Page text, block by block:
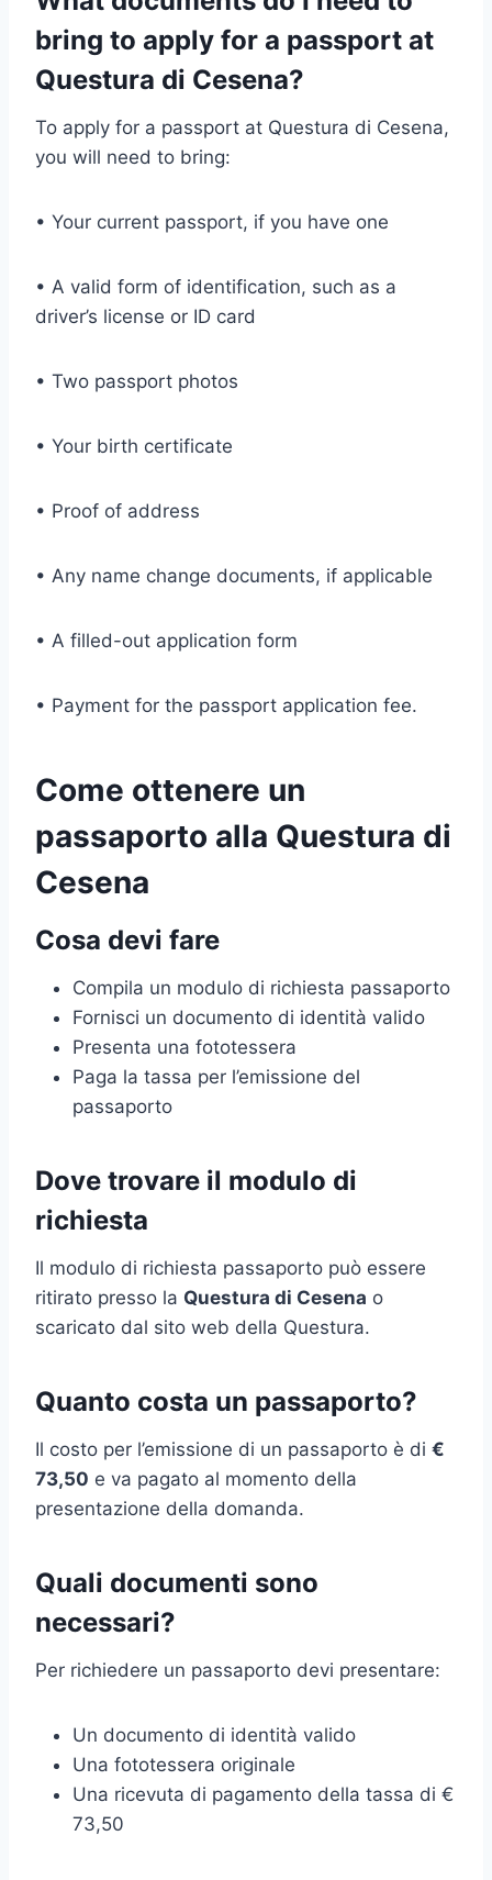
bring to apply for a passport at
Questura di Cesena?
To apply for a passport at Questura di Cesena,
you will need to bring:
• Your current passport, if you have one
• A valid form of identification, such as a
driver’s license or ID card
• Two passport photos
• Your birth certificate
• Proof of address
• Any name change documents, if applicable
• A filled-out application form
• Payment for the passport application fee.
Come ottenere un
passaporto alla Questura di
Cesena
Cosa devi fare
Compila un modulo di richiesta passaporto
Fornisci un documento di identità valido
Presenta una fototessera
Paga la tassa per l’emissione del
passaporto
Dove trovare il modulo di
richiesta
Il modulo di richiesta passaporto può essere
ritirato presso la Questura di Cesena o
scaricato dal sito web della Questura.
Quanto costa un passaporto?
Il costo per l’emissione di un passaporto è di €
73,50 e va pagato al momento della
presentazione della domanda.
Quali documenti sono
necessari?
Per richiedere un passaporto devi presentare:
Un documento di identità valido
Una fototessera originale
Una ricevuta di pagamento della tassa di €
73,50